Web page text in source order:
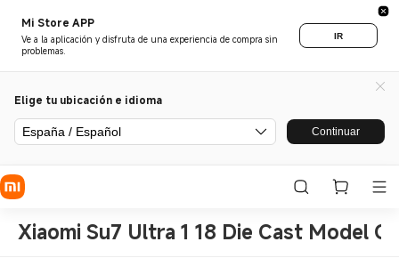
Mi Store APP
Ve a la aplicación y disfruta de una experiencia de compra sin
problemas.
IR
Elige tu ubicación e idioma
España / Español Continuar
Xiaomi Su7 Ultra 1 18 Die Cast Model